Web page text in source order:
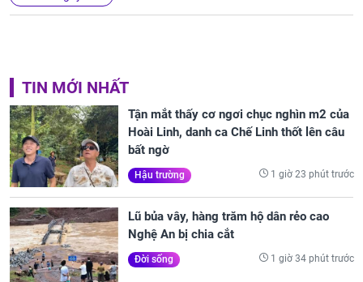
TIN MỚI NHẤT
Tận mắt thấy cơ ngơi chục nghìn m2 của
Hoài Linh, danh ca Chế Linh thốt lên câu
bất ngờ
Hậu trường 1 giờ 23 phút trước
Lũ bủa vây, hàng trăm hộ dân rẻo cao
Nghệ An bị chia cắt
Đời sống 1 giờ 34 phút trước